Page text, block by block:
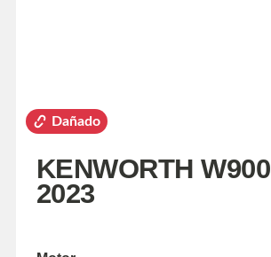
Dañado
KENWORTH W900
2023